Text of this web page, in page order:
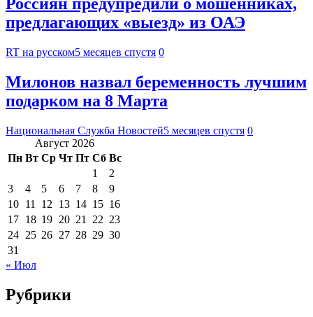
предлагающих «выезд» из ОАЭ
RT на русском5 месяцев спустя 0
Милонов назвал беременность лучшим
подарком на 8 Марта
Национальная Служба Новостей5 месяцев спустя 0
Август 2026
Пн Вт Ср Чт Пт Сб Вс
1
2
3
4 5 6 7 8
9
10 11 12 13 14 15 16
17 18 19 20 21 22 23
24 25 26 27 28 29 30
31
« Июл
Рубрики